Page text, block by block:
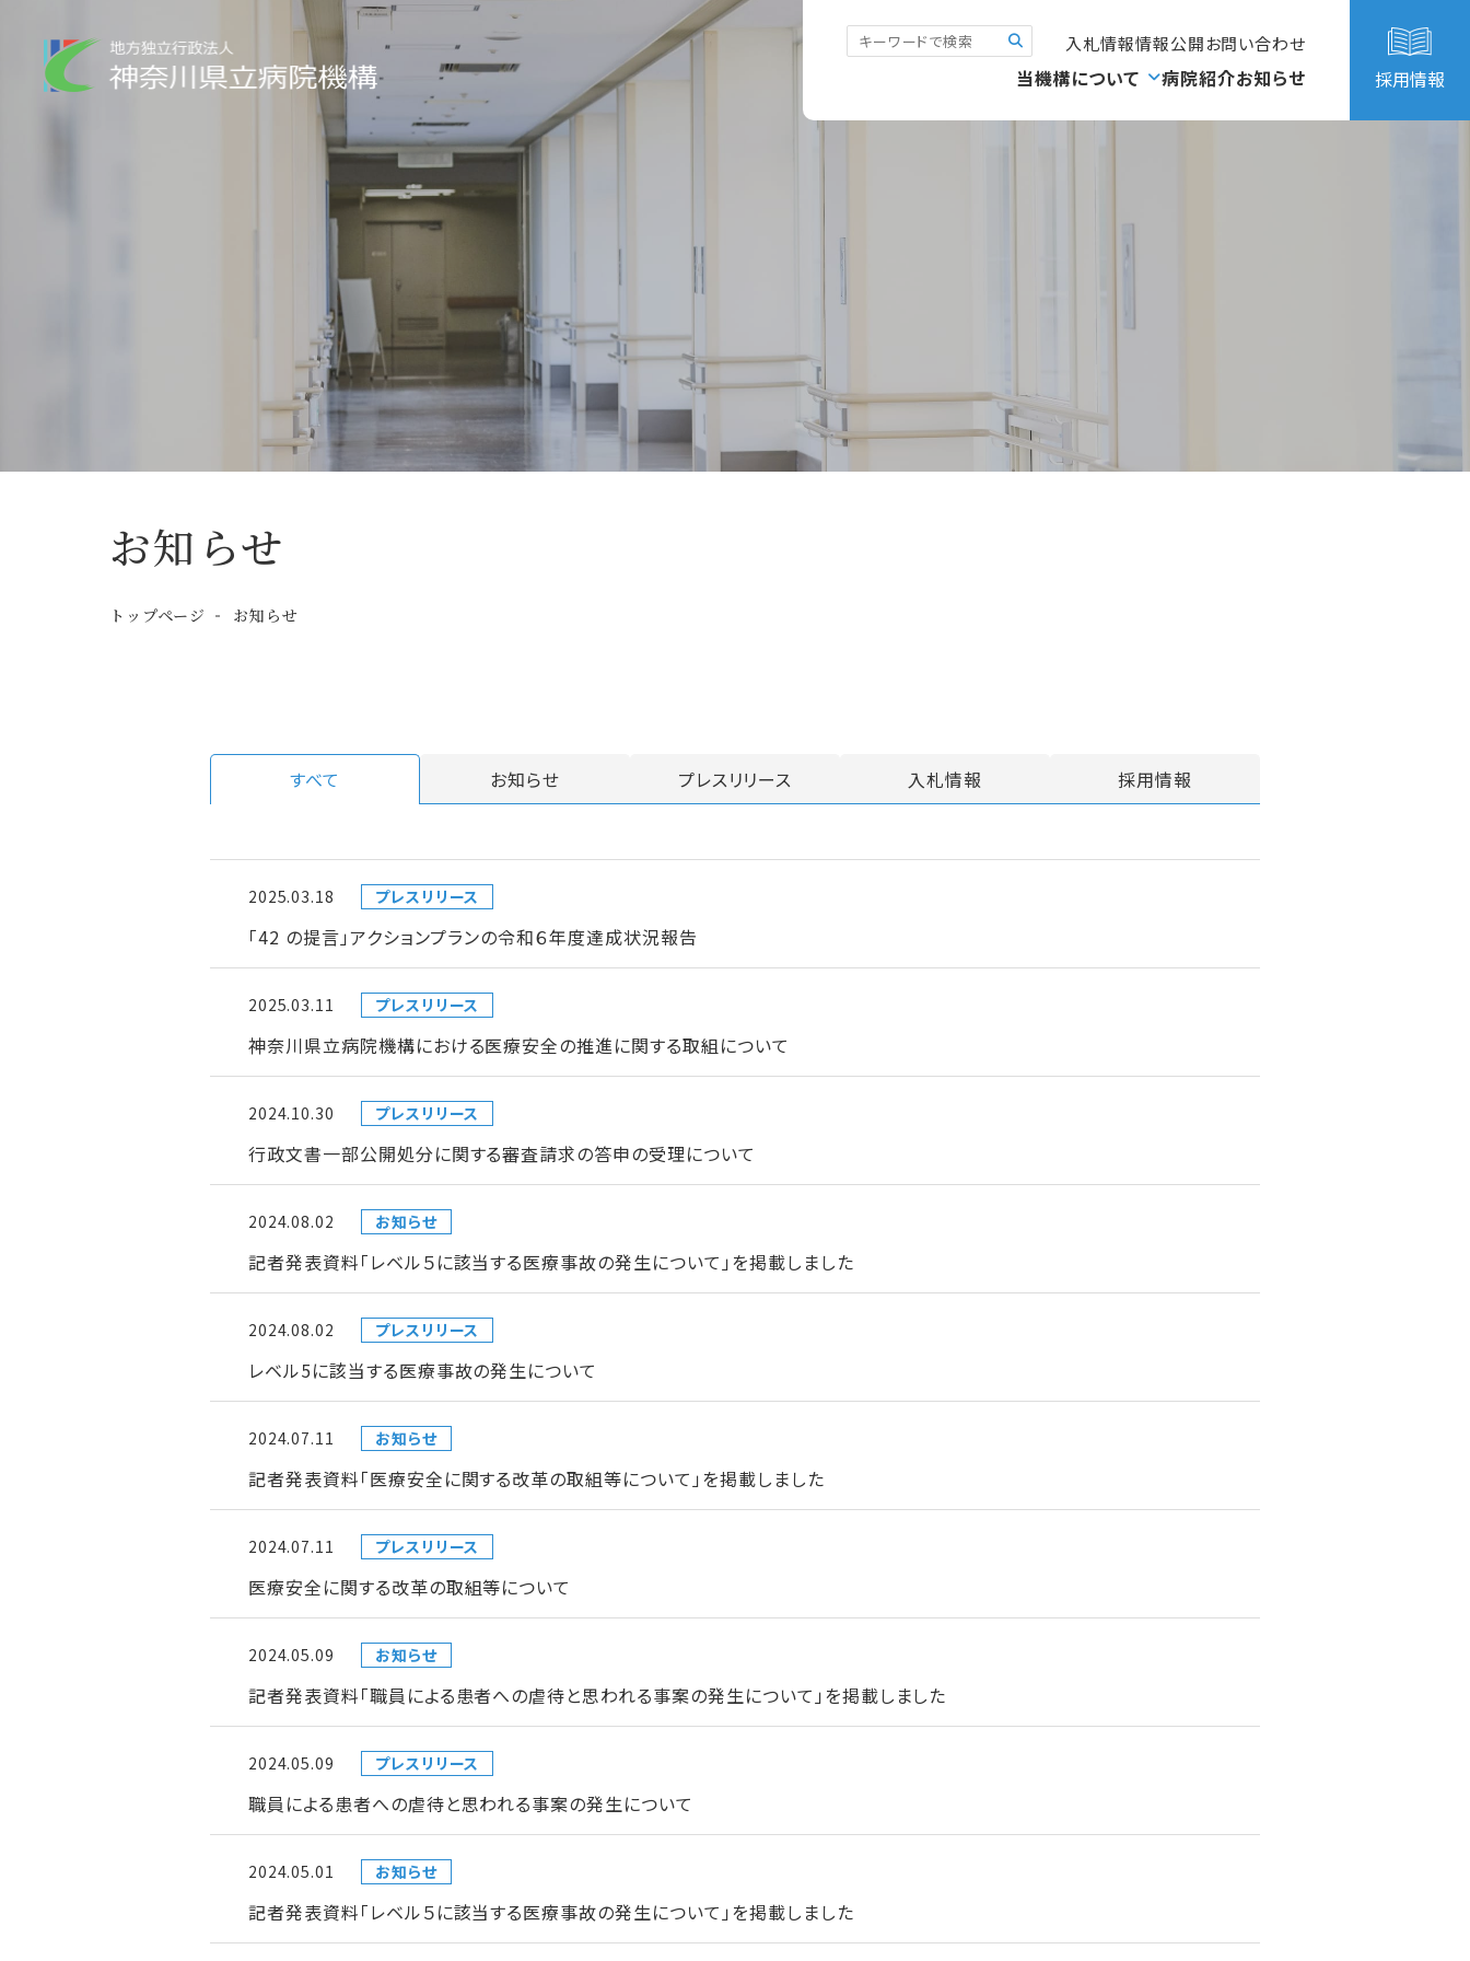
入札情報情報公開お問い合わせ
当機構について 病院紹介お知らせ 採用情報
お知らせ
トップページ お知らせ
すべて お知らせ プレスリリース 入札情報 採用情報
2025.03.18 プレスリリース
「42 の提言」アクションプランの令和６年度達成状況報告
2025.03.11 プレスリリース
神奈川県立病院機構における医療安全の推進に関する取組について
2024.10.30 プレスリリース
行政文書一部公開処分に関する審査請求の答申の受理について
2024.08.02 お知らせ
記者発表資料「レベル５に該当する医療事故の発生について」を掲載しました
2024.08.02 プレスリリース
レベル5に該当する医療事故の発生について
2024.07.11 お知らせ
記者発表資料「医療安全に関する改革の取組等について」を掲載しました
2024.07.11 プレスリリース
医療安全に関する改革の取組等について
2024.05.09 お知らせ
記者発表資料「職員による患者への虐待と思われる事案の発生について」を掲載しました
2024.05.09 プレスリリース
職員による患者への虐待と思われる事案の発生について
2024.05.01 お知らせ
記者発表資料「レベル５に該当する医療事故の発生について」を掲載しました